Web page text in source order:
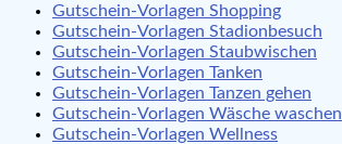
Gutschein-Vorlagen Shopping
Gutschein-Vorlagen Stadionbesuch
Gutschein-Vorlagen Staubwischen
Gutschein-Vorlagen Tanken
Gutschein-Vorlagen Tanzen gehen
Gutschein-Vorlagen Wäsche waschen
Gutschein-Vorlagen Wellness